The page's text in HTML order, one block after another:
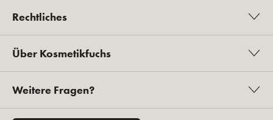
Rechtliches
Über Kosmetikfuchs
Weitere Fragen?